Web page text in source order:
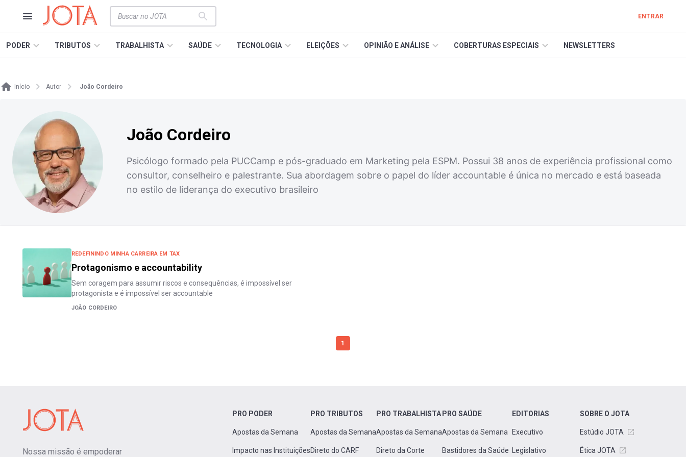
ENTRAR
PODER TRIBUTOS TRABALHISTA SAÚDE TECNOLOGIA ELEIÇÕES OPINIÃO E ANÁLISE COBERTURAS ESPECIAIS NEWSLETTERS
Início Autor João Cordeiro
João Cordeiro
Psicólogo formado pela PUCCamp e pós-graduado em Marketing pela ESPM. Possui 38 anos de experiência profissional como
consultor, conselheiro e palestrante. Sua abordagem sobre o papel do líder accountable é única no mercado e está baseada
no estilo de liderança do executivo brasileiro
REDEFININDO MINHA CARREIRA EM TAX
Protagonismo e accountability
Sem coragem para assumir riscos e consequências, é impossível ser
protagonista e é impossível ser accountable
JOÃO CORDEIRO
1
Nossa missão é empoderar
PRO PODER
Apostas da Semana
Impacto nas Instituições
PRO TRIBUTOS
Apostas da Semana
Direto do CARF
PRO TRABALHISTA
Apostas da Semana
Direto da Corte
PRO SAÚDE
Apostas da Semana
Bastidores da Saúde
EDITORIAS
Executivo
Legislativo
SOBRE O JOTA
Estúdio JOTA
Ética JOTA